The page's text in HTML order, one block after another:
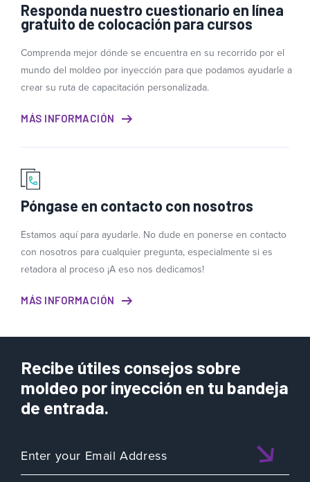
Responda nuestro cuestionario en línea
gratuito de colocación para cursos
Comprenda mejor dónde se encuentra en su recorrido por el
mundo del moldeo por inyección para que podamos ayudarle a
crear su ruta de capacitación personalizada.
MÁS INFORMACIÓN
Póngase en contacto con nosotros
Estamos aquí para ayudarle. No dude en ponerse en contacto
con nosotros para cualquier pregunta, especialmente si es
retadora al proceso ¡A eso nos dedicamos!
MÁS INFORMACIÓN
Recibe útiles consejos sobre
moldeo por inyección en tu bandeja
de entrada.